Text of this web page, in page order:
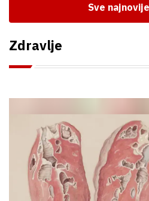
Sve
Zdravlje